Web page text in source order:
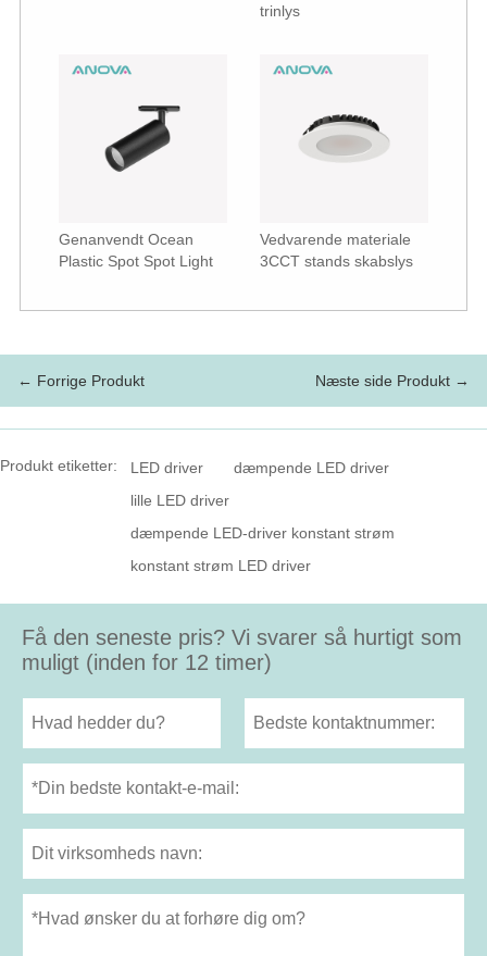
trinlys
Genanvendt Ocean
Plastic Spot Spot Light
Vedvarende materiale
3CCT stands skabslys
← Forrige Produkt Næste side Produkt →
Produkt etiketter: LED driver
dæmpende LED driver
lille LED driver
dæmpende LED-driver konstant strøm
konstant strøm LED driver
Få den seneste pris? Vi svarer så hurtigt som
muligt (inden for 12 timer)